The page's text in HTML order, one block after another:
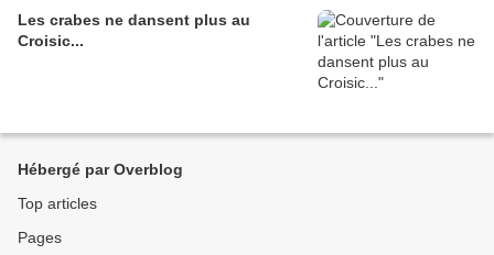
Les crabes ne dansent plus au
Croisic...
Hébergé par Overblog
Top articles
Pages